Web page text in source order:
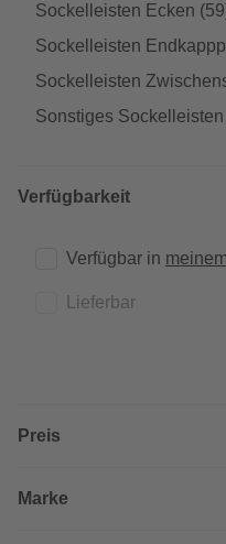
Sockelleisten Ecken
Sockelleisten
Sockelleisten
Sonstiges
Verfügbarkeit
Verfügbar in
Lieferbar
Preis
Marke